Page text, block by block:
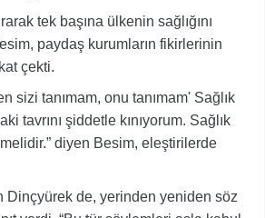
tek başına ülkenin sağlığını
paydaş kurumların fikirlerinin
çekti.
sizi tanımam, onu tanımam' Sağlık
tavrını şiddetle kınıyorum. Sağlık
diyen Besim, eleştirilerde
Dinçyürek de, yerinden yeniden söz